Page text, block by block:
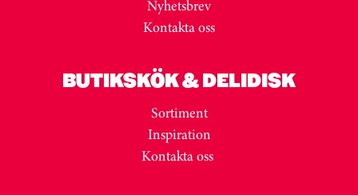
Nyhetsbrev
Kontakta oss
BUTIKSKÖK & DELIDISK
Sortiment
Inspiration
Kontakta oss